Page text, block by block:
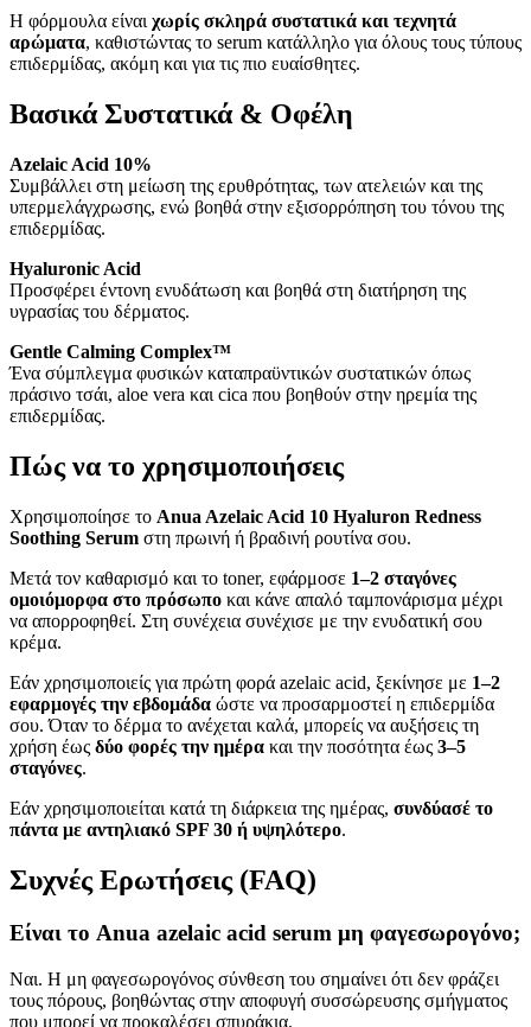
Η φόρμουλα είναιχωρίς σκληρά συστατικά και τεχνητά
αρώματα, καθιστώντας το serum κατάλληλο για όλους τους τύπους
επιδερμίδας, ακόμη και για τις πιο ευαίσθητες.
Βασικά Συστατικά & Οφέλη
Azelaic Acid 10%
Συμβάλλει στη μείωση της ερυθρότητας, των ατελειών και της
υπερμελάγχρωσης, ενώ βοηθά στην εξισορρόπηση του τόνου της
επιδερμίδας.
Hyaluronic Acid
Προσφέρει έντονη ενυδάτωση και βοηθά στη διατήρηση της
υγρασίας του δέρματος.
Gentle Calming Complex™
Ένα σύμπλεγμα φυσικών καταπραϋντικών συστατικών όπως
πράσινο τσάι, aloe vera και cica που βοηθούν στην ηρεμία της
επιδερμίδας.
Πώς να το χρησιμοποιήσεις
Χρησιμοποίησε το Anua Azelaic Acid 10 Hyaluron Redness
Soothing Serum στη πρωινή ή βραδινή ρουτίνα σου.
Μετά τον καθαρισμό και το toner, εφάρμοσε 1–2 σταγόνες
ομοιόμορφα στο πρόσωπο και κάνε απαλό ταμπονάρισμα μέχρι
να απορροφηθεί. Στη συνέχεια συνέχισε με την ενυδατική σου
κρέμα.
Εάν χρησιμοποιείς για πρώτη φορά azelaic acid, ξεκίνησε με 1–2
εφαρμογές την εβδομάδα ώστε να προσαρμοστεί η επιδερμίδα
σου. Όταν το δέρμα το ανέχεται καλά, μπορείς να αυξήσεις τη
χρήση έως δύο φορές την ημέρα και την ποσότητα έως 3–5
σταγόνες.
Εάν χρησιμοποιείται κατά τη διάρκεια της ημέρας, συνδύασέ το
πάντα με αντηλιακό SPF 30 ή υψηλότερο.
Συχνές Ερωτήσεις (FAQ)
Είναι το Anua azelaic acid serum μη φαγεσωρογόνο;
Ναι. Η μη φαγεσωρογόνος σύνθεση του σημαίνει ότι δεν φράζει
τους πόρους, βοηθώντας στην αποφυγή συσσώρευσης σμήγματος
που μπορεί να προκαλέσει σπυράκια.